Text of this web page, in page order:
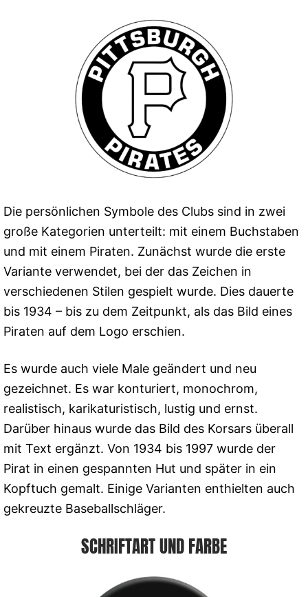
Die persönlichen Symbole des Clubs sind in zwei
große Kategorien unterteilt: mit einem Buchstaben
und mit einem Piraten. Zunächst wurde die erste
Variante verwendet, bei der das Zeichen in
verschiedenen Stilen gespielt wurde. Dies dauerte
bis 1934 – bis zu dem Zeitpunkt, als das Bild eines
Piraten auf dem Logo erschien.
Es wurde auch viele Male geändert und neu
gezeichnet. Es war konturiert, monochrom,
realistisch, karikaturistisch, lustig und ernst.
Darüber hinaus wurde das Bild des Korsars überall
mit Text ergänzt. Von 1934 bis 1997 wurde der
Pirat in einen gespannten Hut und später in ein
Kopftuch gemalt. Einige Varianten enthielten auch
gekreuzte Baseballschläger.
SCHRIFTART UND FARBE